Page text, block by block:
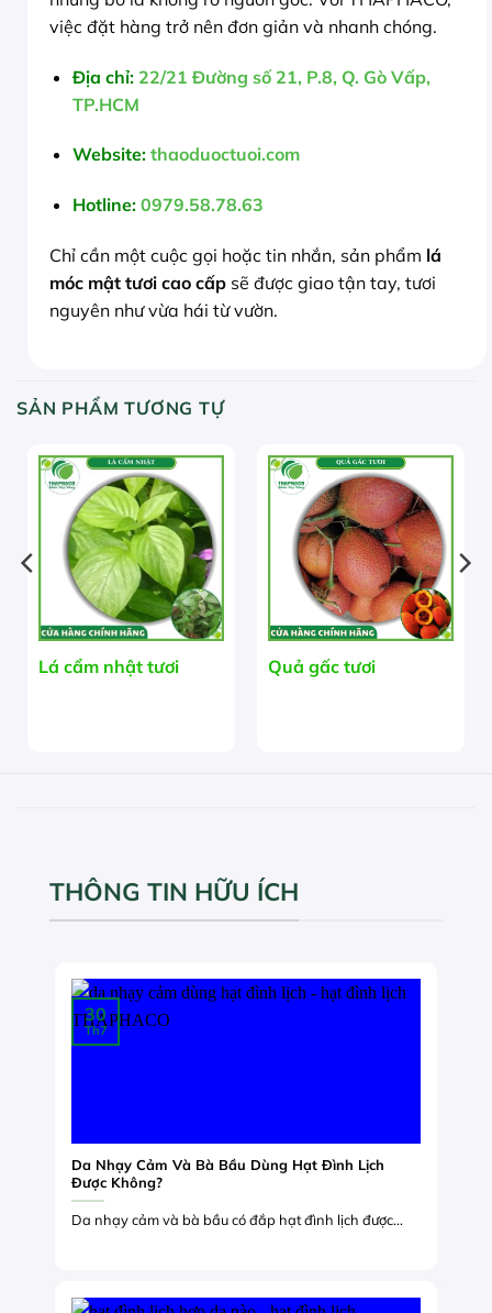
việc đặt hàng trở nên đơn giản và nhanh chóng.
Địa chỉ: 22/21 Đường số 21, P.8, Q. Gò Vấp,
TP.HCM
Website: thaoduoctuoi.com
Hotline: 0979.58.78.63
Chỉ cần một cuộc gọi hoặc tin nhắn, sản phẩm lá
móc mật tươi cao cấp sẽ được giao tận tay, tươi
nguyên như vừa hái từ vườn.
SẢN PHẨM TƯƠNG TỰ
Lá cẩm nhật tươi
HẾT HÀNG
Quả gấc tươi
THÔNG TIN HỮU ÍCH
Da Nhạy Cảm Và Bà Bầu Dùng Hạt Đình Lịch
Được Không?
Da nhạy cảm và bà bầu có đắp hạt đình lịch được...
30
Th7